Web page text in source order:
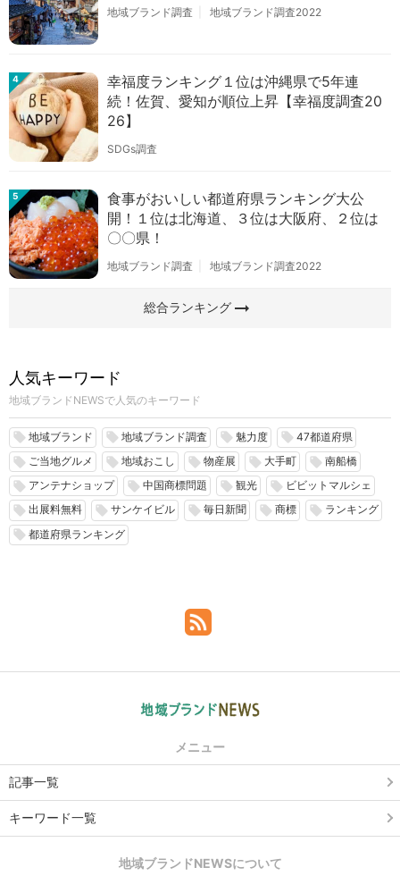
地域ブランド調査 地域ブランド調査2022
4
幸福度ランキング１位は沖縄県で5年連
続！佐賀、愛知が順位上昇【幸福度調査20
26】
SDGs調査
5
食事がおいしい都道府県ランキング大公
開！１位は北海道、３位は大阪府、２位は
〇〇県！
地域ブランド調査 地域ブランド調査2022
総合ランキングarrow_right_alt
人気キーワード
地域ブランドNEWSで人気のキーワード
local_offer 地域ブランド local_offer 地域ブランド調査 local_offer 魅力度 local_offer 47都道府県
local_offer ご当地グルメ local_offer 地域おこし local_offer 物産展 local_offer 大手町 local_offer 南船橋
local_offer アンテナショップ local_offer 中国商標問題 local_offer 観光 local_offer ビビットマルシェ
local_offer 出展料無料 local_offer サンケイビル local_offer 毎日新聞 local_offer 商標 local_offer ランキング
local_offer 都道府県ランキング
メニュー
記事一覧
キーワード一覧
地域ブランドNEWSについて